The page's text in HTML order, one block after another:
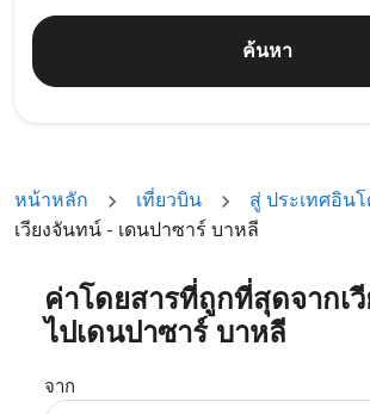
ค้นหา
หน้าหลัก เที่ยวบิน
สู่ ประเทศอิน
เวียงจันทน์ - เดนปาซาร์ บาหลี
ค่าโดยสารที่ถูกที่สุดจากเ
ไปเดนปาซาร์ บาหลี
จาก
ลองอัปเดตเส้นทางของคุณ (ต้นทางแล